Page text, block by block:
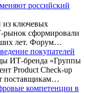
российский
ключевых
рынок сформировали
лет. Форум…
покупателей
ИТ-бренда «Группы
Product Check-up
поставщикам…
компетенции в